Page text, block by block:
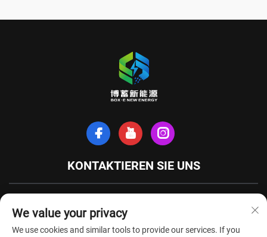
KONTAKTIEREN SIE UNS
We value your privacy
We use cookies and similar tools to provide our services. If you